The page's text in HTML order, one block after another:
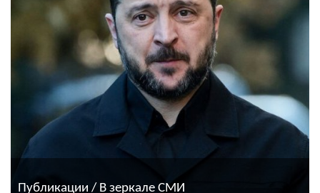
Публикации / В зеркале СМИ